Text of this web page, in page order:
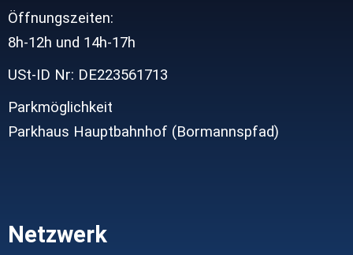
Öffnungszeiten:
8h-12h und 14h-17h
USt-ID Nr: DE223561713
Parkmöglichkeit
Parkhaus Hauptbahnhof (Bormannspfad)
Netzwerk